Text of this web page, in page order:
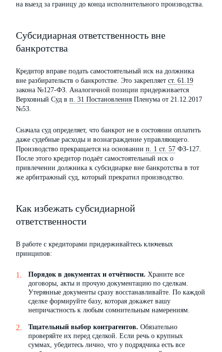
на выезд за границу до конца исполнительного производства.
Субсидиарная ответственность вне
банкротства
Кредитор вправе подать самостоятельный иск на должника
вне разбирательств о банкротстве. Это закрепляет ст. 61.19
закона №127-ФЗ. Аналогичной позиции придерживается
Верховный Суд в п. 31 Постановления Пленума от 21.12.2017
№53.
Сначала суд определяет, что банкрот не в состоянии оплатить
даже судебные расходы и вознаграждение управляющего.
Производство прекращается на основании п. 1 ст. 57 ФЗ-127.
После этого кредитор подаёт самостоятельный иск о
привлечении должника к субсидиарке вне банкротства в тот
же арбитражный суд, который прекратил производство.
Как избежать субсидиарной
ответственности
В работе с кредиторами придерживайтесь ключевых
принципов:
Порядок в документах и отчётности. Храните все
договоры, акты и прочую документацию по сделкам.
Утерянные документы сразу восстанавливайте. По каждой
сделке формируйте базу, которая докажет вашу
непричастность к любым сомнительным намерениям.
Тщательный выбор контрагентов. Обязательно
проверяйте их перед сделкой. Если речь о крупных
суммах, убедитесь лично, что у подрядчика есть все